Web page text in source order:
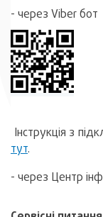
- через Viber бот
Інструкція з
тут.
- через Центр